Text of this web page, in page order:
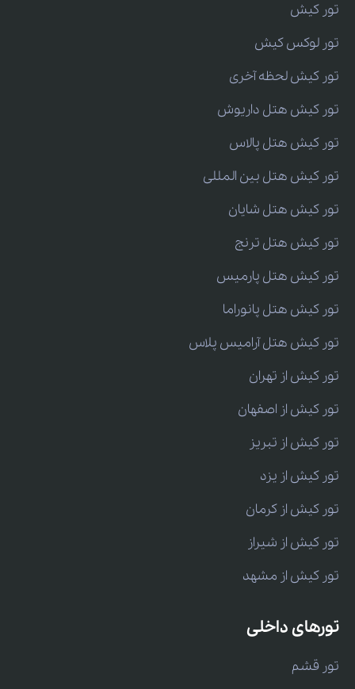
تور کیش
تور لوکس کیش
تور کیش لحظه آخری
تور کیش هتل داریوش
تور کیش هتل پالاس
تور کیش هتل بین المللی
تور کیش هتل شایان
تور کیش هتل ترنج
تور کیش هتل پارمیس
تور کیش هتل پانوراما
تور کیش هتل آرامیس پلاس
تور کیش از تهران
تور کیش از اصفهان
تور کیش از تبریز
تور کیش از یزد
تور کیش از کرمان
تور کیش از شیراز
تور کیش از مشهد
تورهای داخلی
تور قشم